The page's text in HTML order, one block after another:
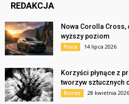
REDAKCJA
Nowa Corolla
wyższy poziom
Praca 14 lipca 2026
Korzyści płynące z
tworzyw sztucznych
Biznes 28 kwietnia 2026